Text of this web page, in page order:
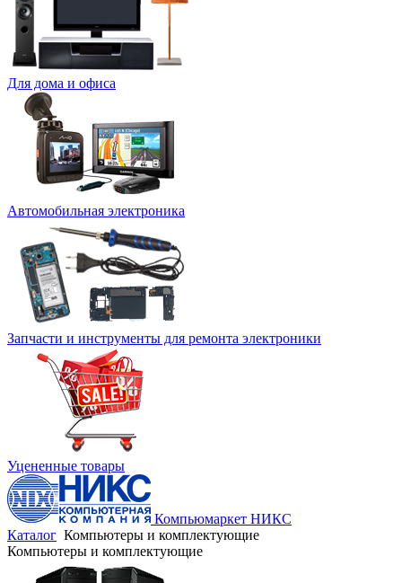
Для дома и офиса
Автомобильная электроника
Запчасти и инструменты для ремонта электроники
Уцененные товары
Компьюмаркет НИКС
Каталог Компьютеры и комплектующие
Компьютеры и комплектующие